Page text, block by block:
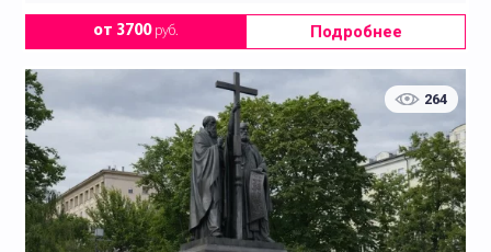
от 3700руб. Подробнее
264